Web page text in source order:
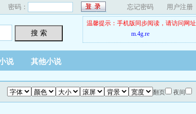
密码： 忘记密码 用户注册
搜 索
温馨提示：手机版同步阅读，请访问网址
m.4g.re
说 其他小说
翻页 夜间